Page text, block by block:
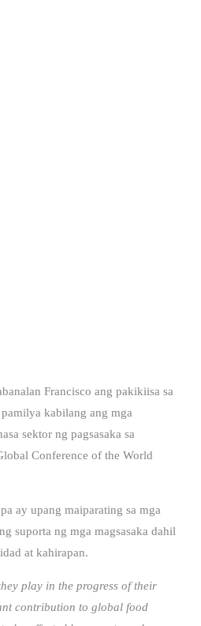
Francisco ang pakikiisa sa
kabilang ang mga
sektor ng pagsasaka sa
Conference of the World
ay upang maiparating sa mga
suporta ng mga magsasaka dahil
at kahirapan.
play in the progress of their
contribution to global food